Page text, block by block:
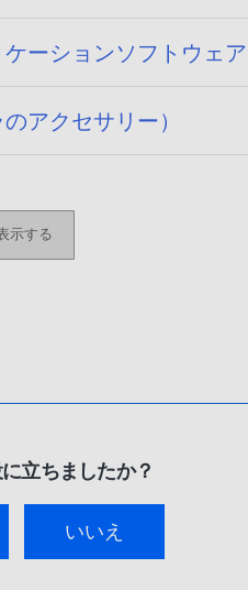
ーションソフトウェア
アクセサリー）
示する
立ちましたか？
いいえ